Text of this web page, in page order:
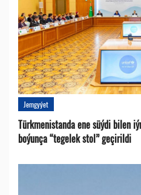
Jemgyýet
Türkmenistanda ene süýdi bilen
boýunça “tegelek stol” geçirildi